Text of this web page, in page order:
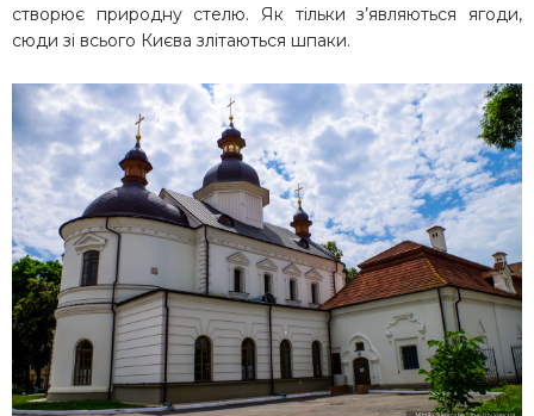
створює природну стелю. Як тільки з’являються ягоди,
сюди зі всього Києва злітаються шпаки.